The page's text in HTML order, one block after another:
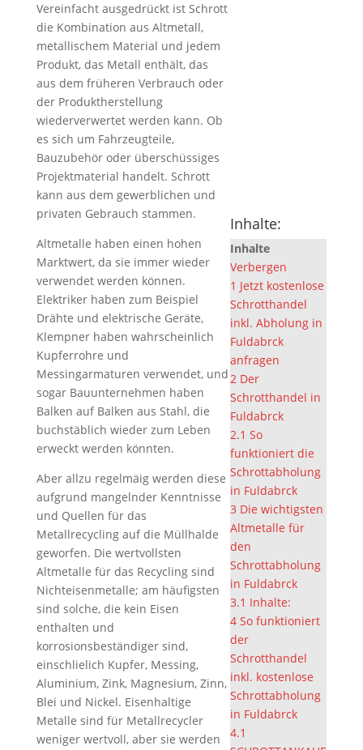
Vereinfacht ausgedrückt ist Schrott
die Kombination aus Altmetall,
metallischem Material und jedem
Produkt, das Metall enthält, das
aus dem früheren Verbrauch oder
der Produktherstellung
wiederverwertet werden kann. Ob
es sich um Fahrzeugteile,
Bauzubehör oder überschüssiges
Projektmaterial handelt. Schrott
kann aus dem gewerblichen und
privaten Gebrauch stammen.
Altmetalle haben einen hohen
Marktwert, da sie immer wieder
verwendet werden können.
Elektriker haben zum Beispiel
Drähte und elektrische Geräte,
Klempner haben wahrscheinlich
Kupferrohre und
Messingarmaturen verwendet, und
sogar Bauunternehmen haben
Balken auf Balken aus Stahl, die
buchstäblich wieder zum Leben
erweckt werden könnten.
Aber allzu regelmäig werden diese
aufgrund mangelnder Kenntnisse
und Quellen für das
Metallrecycling auf die Müllhalde
geworfen. Die wertvollsten
Altmetalle für das Recycling sind
Nichteisenmetalle; am häufigsten
sind solche, die kein Eisen
enthalten und
korrosionsbeständiger sind,
einschlielich Kupfer, Messing,
Aluminium, Zink, Magnesium, Zinn,
Blei und Nickel. Eisenhaltige
Metalle sind für Metallrecycler
weniger wertvoll, aber sie werden
Inhalte:
Inhalte
Verbergen
1 Jetzt kostenlose
Schrotthandel
inkl. Abholung in
Fuldabrck
anfragen
2 Der
Schrotthandel in
Fuldabrck
2.1 So
funktioniert die
Schrottabholung
in Fuldabrck
3 Die wichtigsten
Altmetalle für
den
Schrottabholung
in Fuldabrck
3.1 Inhalte:
4 So funktioniert
der
Schrotthandel
inkl. kostenlose
Schrottabholung
in Fuldabrck
4.1